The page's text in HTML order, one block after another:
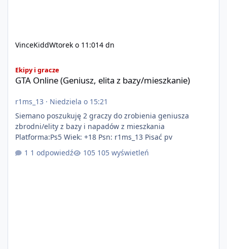
VinceKiddWtorek o 11:014 dn
Ekipy i gracze
GTA Online (Geniusz, elita z bazy/mieszkanie)
r1ms_13 · Niedziela o 15:21
Siemano poszukuję 2 graczy do zrobienia geniusza
zbrodni/elity z bazy i napadów z mieszkania
Platforma:Ps5 Wiek: +18 Psn: r1ms_13 Pisać pv
1 odpowiedź
105 wyświetleń